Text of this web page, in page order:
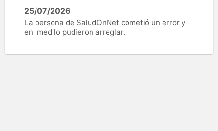
25/07/2026
La persona de SaludOnNet cometió un error y
en Imed lo pudieron arreglar.